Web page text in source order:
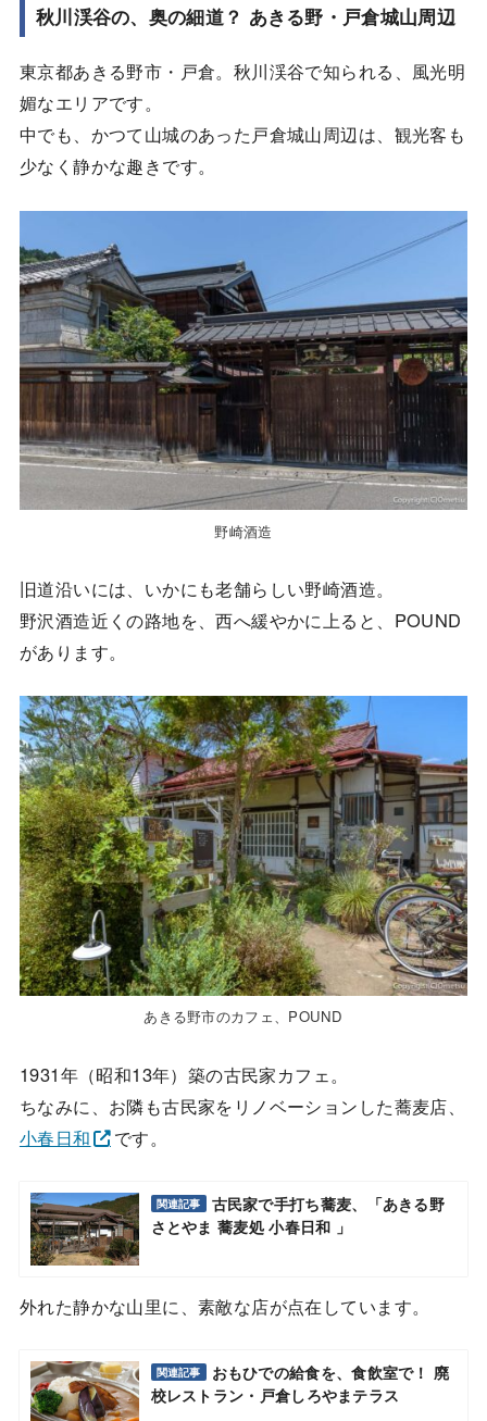
秋川渓谷の、奥の細道？ あきる野・戸倉城山周辺
東京都あきる野市・戸倉。秋川渓谷で知られる、風光明
媚なエリアです。
中でも、かつて山城のあった戸倉城山周辺は、観光客も
少なく静かな趣きです。
野崎酒造
旧道沿いには、いかにも老舗らしい野崎酒造。
野沢酒造近くの路地を、西へ緩やかに上ると、POUND
があります。
あきる野市のカフェ、POUND
1931年（昭和13年）築の古民家カフェ。
ちなみに、お隣も古民家をリノベーションした蕎麦店、
小春日和
です。
関連記事
古民家で手打ち蕎麦、「あきる野
さとやま 蕎麦処 小春日和 」
外れた静かな山里に、素敵な店が点在しています。
関連記事
おもひでの給食を、食飲室で！ 廃
校レストラン・戸倉しろやまテラス